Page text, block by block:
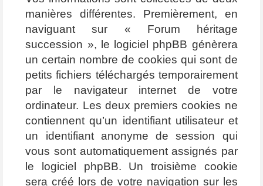
manières différentes. Premièrement, en
naviguant sur « Forum héritage
succession », le logiciel phpBB génèrera
un certain nombre de cookies qui sont de
petits fichiers téléchargés temporairement
par le navigateur internet de votre
ordinateur. Les deux premiers cookies ne
contiennent qu’un identifiant utilisateur et
un identifiant anonyme de session qui
vous sont automatiquement assignés par
le logiciel phpBB. Un troisième cookie
sera créé lors de votre navigation sur les